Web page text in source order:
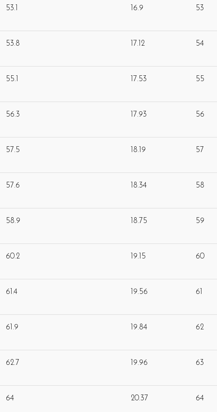
53.1 16.9 53
53.8 17.12 54
55.1 17.53 55
56.3 17.93 56
57.5 18.19 57
57.6 18.34 58
58.9 18.75 59
60.2 19.15 60
61.4 19.56 61
61.9 19.84 62
62.7 19.96 63
64 20.37 64